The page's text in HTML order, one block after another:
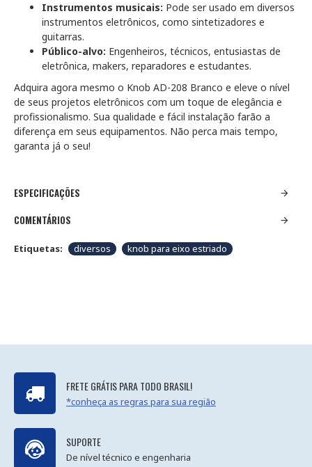
Instrumentos musicais: Pode ser usado em diversos
instrumentos eletrônicos, como sintetizadores e
guitarras.
Público-alvo: Engenheiros, técnicos, entusiastas de
eletrônica, makers, reparadores e estudantes.
Adquira agora mesmo o Knob AD-208 Branco e eleve o nível
de seus projetos eletrônicos com um toque de elegância e
profissionalismo. Sua qualidade e fácil instalação farão a
diferença em seus equipamentos. Não perca mais tempo,
garanta já o seu!
ESPECIFICAÇÕES
COMENTÁRIOS
Etiquetas: diversos knob para eixo estriado
FRETE GRÁTIS PARA TODO BRASIL!
*conheça as regras para sua região
SUPORTE
De nível técnico e engenharia